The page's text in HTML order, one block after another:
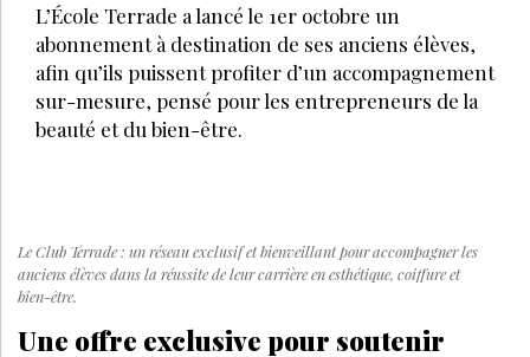
L’École Terrade a lancé le 1er octobre un
abonnement à destination de ses anciens élèves,
afin qu’ils puissent profiter d’un accompagnement
sur-mesure, pensé pour les entrepreneurs de la
beauté et du bien-être.
Le Club Terrade : un réseau exclusif et bienveillant pour accompagner les
anciens élèves dans la réussite de leur carrière en esthétique, coiffure et
bien-être.
Une offre exclusive pour soutenir